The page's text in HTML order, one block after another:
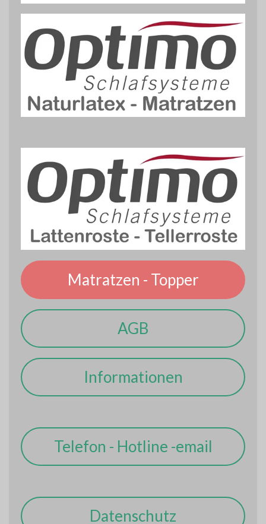
Matratzen - Topper
AGB
Informationen
Telefon - Hotline -email
Datenschutz